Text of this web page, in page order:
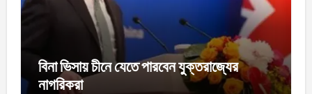
বিনা ভিসায় চীনে যেতে পারবেন যুক্তরাজ্যের
নাগরিকরা